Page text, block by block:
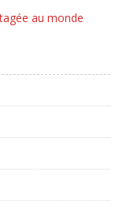
au monde